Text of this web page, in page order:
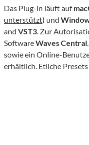
Das Plug-in läuft auf
unterstützt) und
and VST3. Zur
SoftwareWaves Central
sowie ein Online-
erhältlich. Etliche